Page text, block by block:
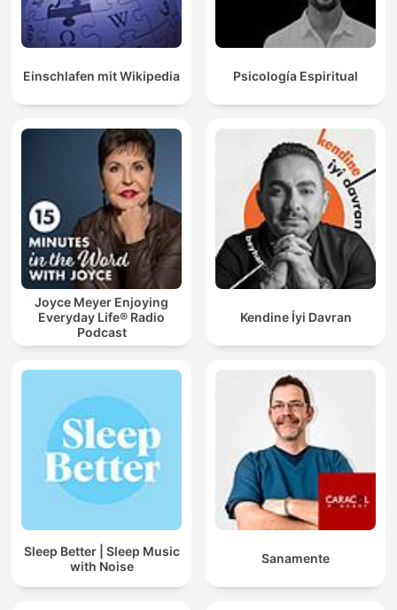
Einschlafen mit Wikipedia Psicología Espiritual
Joyce Meyer Enjoying
Everyday Life® Radio
Podcast
Kendine İyi Davran
Sleep Better | Sleep Music
with Noise
Sanamente